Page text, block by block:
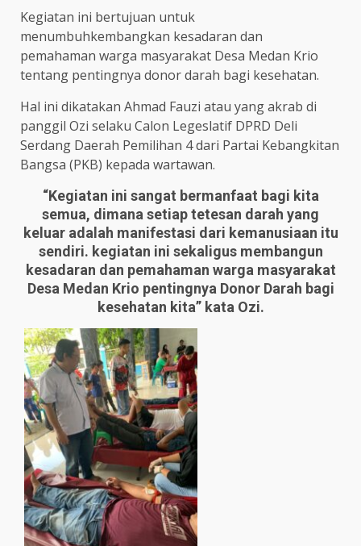
Kegiatan ini bertujuan untuk
menumbuhkembangkan kesadaran dan
pemahaman warga masyarakat Desa Medan Krio
tentang pentingnya donor darah bagi kesehatan.
Hal ini dikatakan Ahmad Fauzi atau yang akrab di
panggil Ozi selaku Calon Legeslatif DPRD Deli
Serdang Daerah Pemilihan 4 dari Partai Kebangkitan
Bangsa (PKB) kepada wartawan.
“Kegiatan ini sangat bermanfaat bagi kita
semua, dimana setiap tetesan darah yang
keluar adalah manifestasi dari kemanusiaan itu
sendiri. kegiatan ini sekaligus membangun
kesadaran dan pemahaman warga masyarakat
Desa Medan Krio pentingnya Donor Darah bagi
kesehatan kita” kata Ozi.